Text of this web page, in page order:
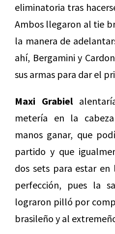
eliminatoria tras
Ambos llegaron al tie
la manera de
ahí, Bergamini y
sus armas para dar el
Maxi Grabiel
metería en la
manos ganar, que
partido y que
dos sets para estar
perfección, pues la
lograron pilló por
brasileño y al